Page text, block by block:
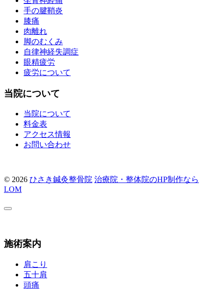
手の腱鞘炎
膝痛
肉離れ
脚のむくみ
自律神経失調症
眼精疲労
疲労について
当院について
当院について
料金表
アクセス情報
お問い合わせ
© 2026 ひさき鍼灸整骨院 治療院・整体院のHP制作なら
LOM
施術案内
肩こり
五十肩
頭痛